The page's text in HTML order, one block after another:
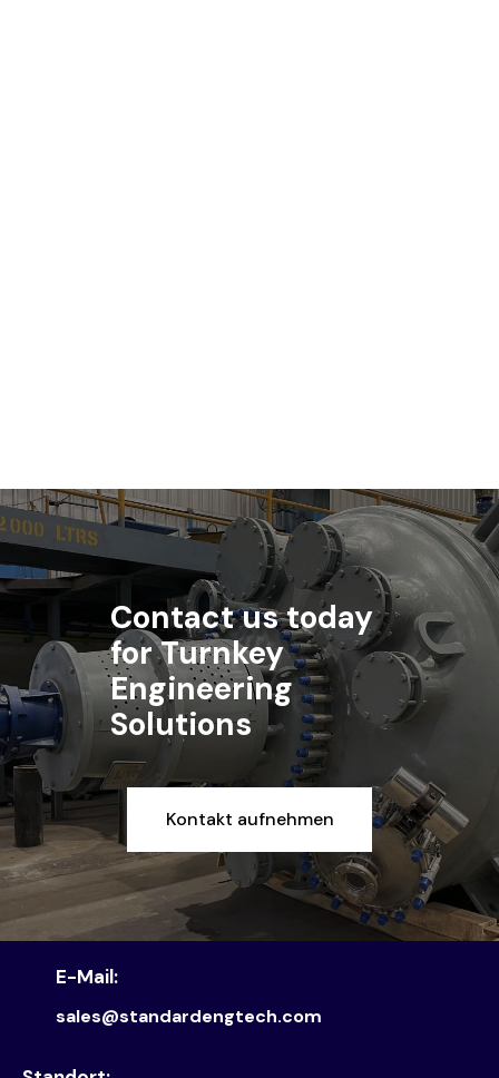
Contact us today
for Turnkey
Engineering
Solutions
Kontakt aufnehmen
E-Mail:
sales@standardengtech.com